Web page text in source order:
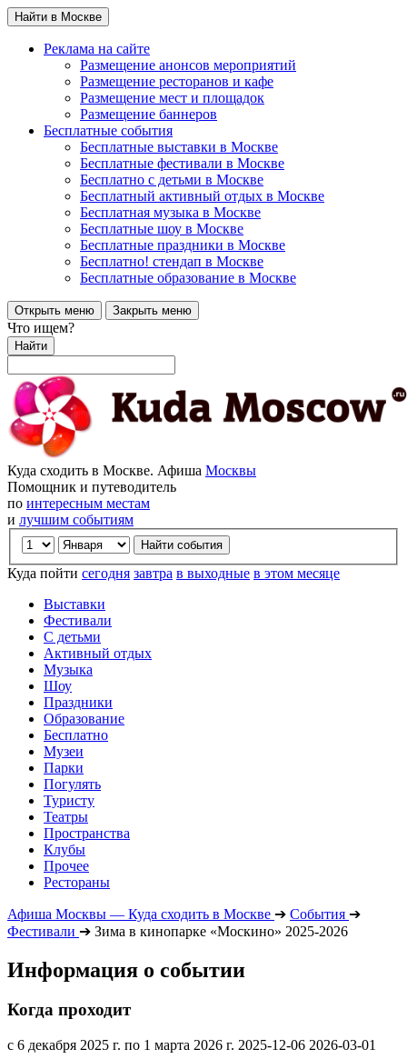
Найти в Москве
Реклама на сайте
Размещение анонсов мероприятий
Размещение ресторанов и кафе
Размещение мест и площадок
Размещение баннеров
Бесплатные события
Бесплатные выставки в Москве
Бесплатные фестивали в Москве
Бесплатно с детьми в Москве
Бесплатный активный отдых в Москве
Бесплатная музыка в Москве
Бесплатные шоу в Москве
Бесплатные праздники в Москве
Бесплатно! стендап в Москве
Бесплатные образование в Москве
Открыть меню Закрыть меню
Что ищем?
Найти
Куда сходить в Москве. Афиша Москвы
Помощник и путеводитель
по интересным местам
и лучшим событиям
Куда пойти сегодня завтра в выходные в этом месяце
Выставки
Фестивали
С детьми
Активный отдых
Музыка
Шоу
Праздники
Образование
Бесплатно
Музеи
Парки
Погулять
Туристу
Театры
Пространства
Клубы
Прочее
Рестораны
Афиша Москвы — Куда сходить в Москве ➔ События ➔
Фестивали ➔ Зима в кинопарке «Москино» 2025-2026
Информация о событии
Когда проходит
с 6 декабря 2025 г. по 1 марта 2026 г. 2025-12-06 2026-03-01